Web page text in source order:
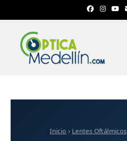
al
contenido
Inicio › Lentes Oftálmicos